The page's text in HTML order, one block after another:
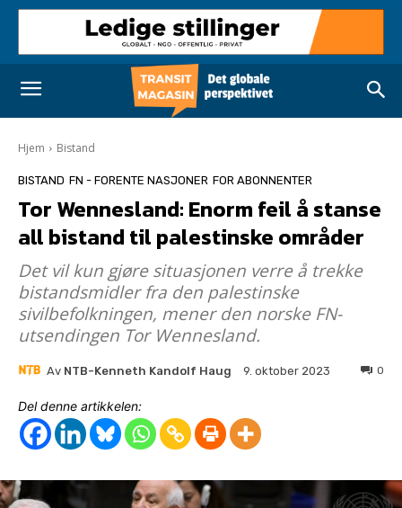
Hjem Bistand
BISTAND FN - FORENTE NASJONER FOR ABONNENTER
Tor Wennesland: Enorm feil å stanse
all bistand til palestinske områder
Det vil kun gjøre situasjonen verre å trekke
bistandsmidler fra den palestinske
sivilbefolkningen, mener den norske FN-
utsendingen Tor Wennesland.
Av NTB-Kenneth Kandolf Haug 9. oktober 2023 0
Del denne artikkelen: